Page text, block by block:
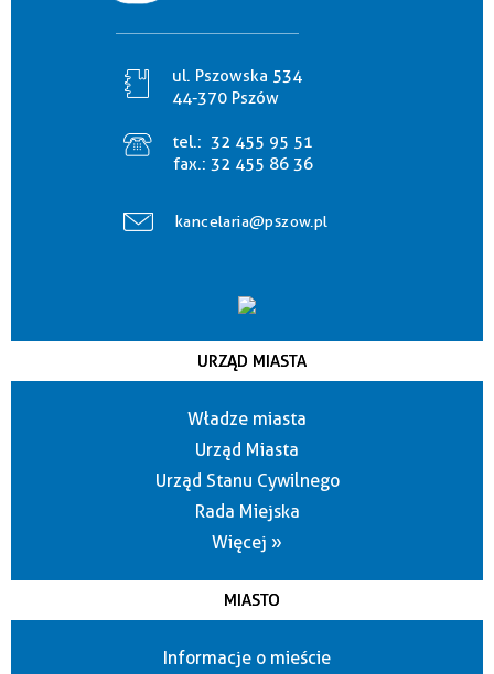
ul. Pszowska 534
44-370 Pszów
tel.: 32 455 95 51
fax.: 32 455 86 36
kancelaria@pszow.pl
URZĄD MIASTA
Władze miasta
Urząd Miasta
Urząd Stanu Cywilnego
Rada Miejska
Więcej »
MIASTO
Informacje o mieście